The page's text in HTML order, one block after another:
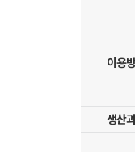
이용
생산